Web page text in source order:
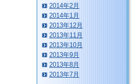
2014年2月
2014年1月
2013年12月
2013年11月
2013年10月
2013年9月
2013年8月
2013年7月